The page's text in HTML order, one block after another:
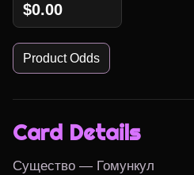
$0.00
Product Odds
Card Details
Существо — Гомункул